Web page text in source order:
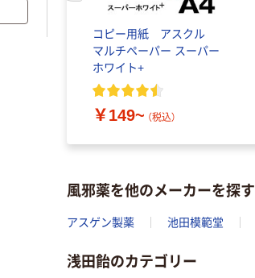
コピー用紙 アスクル
マルチペーパー スーパー
ホワイト+
￥149~ （税込）
風邪薬を他のメーカーを探す
アスゲン製薬 池田模範堂
浅田飴のカテゴリー